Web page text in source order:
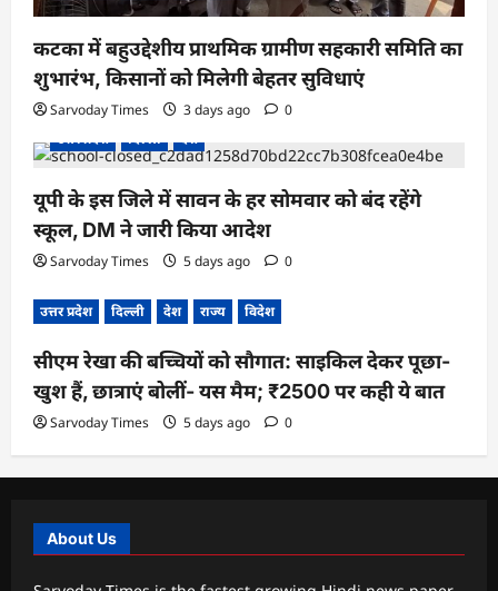
कटका में बहुउद्देशीय प्राथमिक ग्रामीण सहकारी समिति का
शुभारंभ, किसानों को मिलेगी बेहतर सुविधाएं
Sarvoday Times 3 days ago
0
उत्तर प्रदेश
दिल्ली देश
यूपी के इस जिले में सावन के हर सोमवार को बंद रहेंगे
स्कूल, DM ने जारी किया आदेश
Sarvoday Times 5 days ago 0
उत्तर प्रदेश दिल्ली देश राज्य विदेश
सीएम रेखा की बच्चियों को सौगात: साइकिल देकर पूछा-
खुश हैं, छात्राएं बोलीं- यस मैम; ₹2500 पर कही ये बात
Sarvoday Times 5 days ago 0
About Us